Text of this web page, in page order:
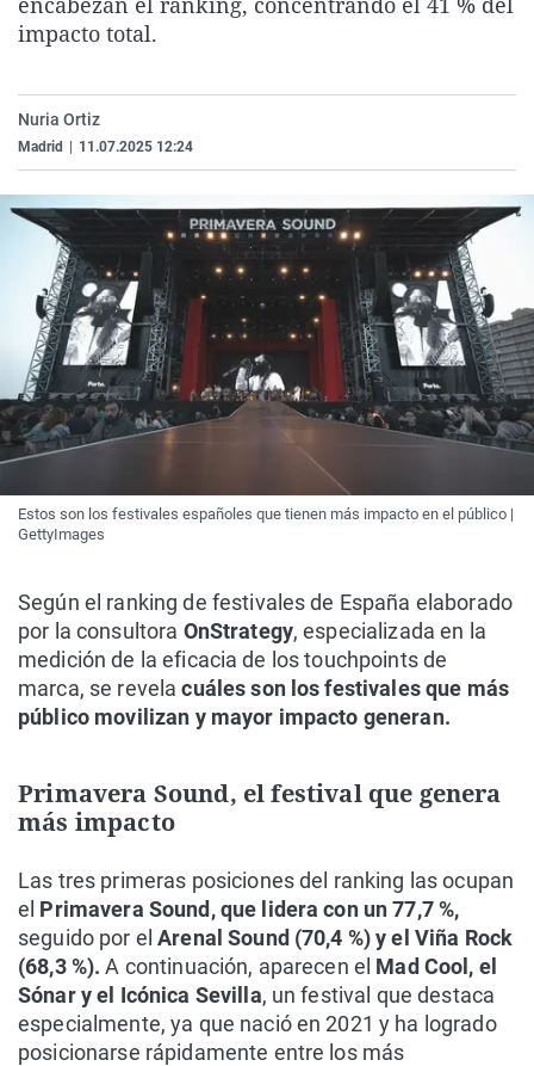
La rosa de los vientos
Como el perro y el
Caso
Equipo de
Extremadura
La Rioja
Virales
Elecciones
impacto total.
Nuria Ortiz
Madrid 11.07.2025 12:24
Estos son los festivales españoles que tienen más impacto en el público |
GettyImages
Según el ranking de festivales de España elaborado
por la consultora OnStrategy, especializada en la
medición de la eficacia de los touchpoints de
marca, se revelacuáles son los festivales que más
público movilizan y mayor impacto generan.
Primavera Sound, el festival que genera
más impacto
Las tres primeras posiciones del ranking las ocupan
el Primavera Sound, que lidera con un 77,7 %,
seguido por elArenal Sound (70,4 %) y el Viña Rock
(68,3 %).A continuación, aparecen el Mad Cool, el
Sónar y el Icónica Sevilla, un festival que destaca
especialmente, ya que nació en 2021 y ha logrado
posicionarse rápidamente entre los más